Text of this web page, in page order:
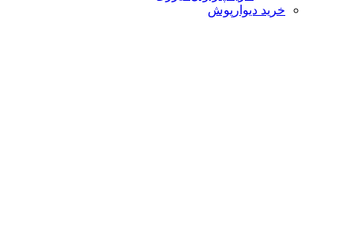
خرید دیوارپوش